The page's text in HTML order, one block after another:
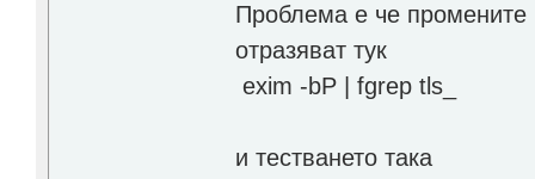
Проблема е че промените
отразяват тук
exim -bP | fgrep tls_
и тестването така